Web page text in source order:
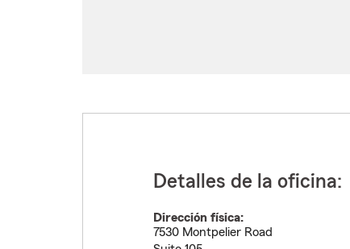
Detalles de la oficina:
Dirección física:
7530 Montpelier Road